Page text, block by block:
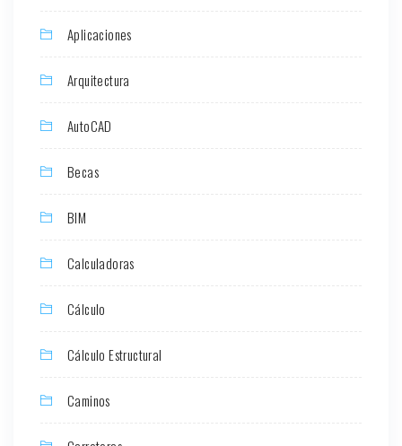
Aplicaciones
Arquitectura
AutoCAD
Becas
BIM
Calculadoras
Cálculo
Cálculo Estructural
Caminos